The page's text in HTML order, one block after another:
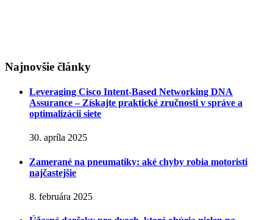
Najnovšie články
Leveraging Cisco Intent-Based Networking DNA
Assurance – Získajte praktické zručnosti v správe a
optimalizácii siete
30. apríla 2025
Zamerané na pneumatiky: aké chyby robia motoristi
najčastejšie
8. februára 2025